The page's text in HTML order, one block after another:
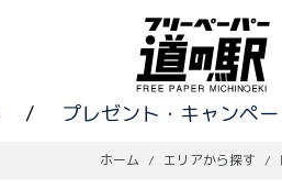
/ プレゼント・キャンペ
ホーム / エリアから探す /